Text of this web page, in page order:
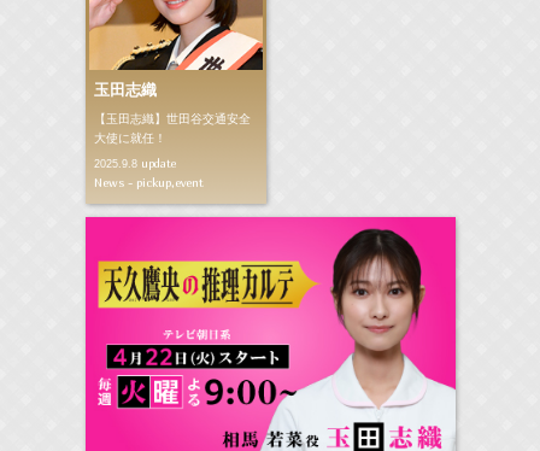
玉田志織
【玉田志織】世田谷交通安全
大使に就任！
2025.9.8update
News - pickup,event